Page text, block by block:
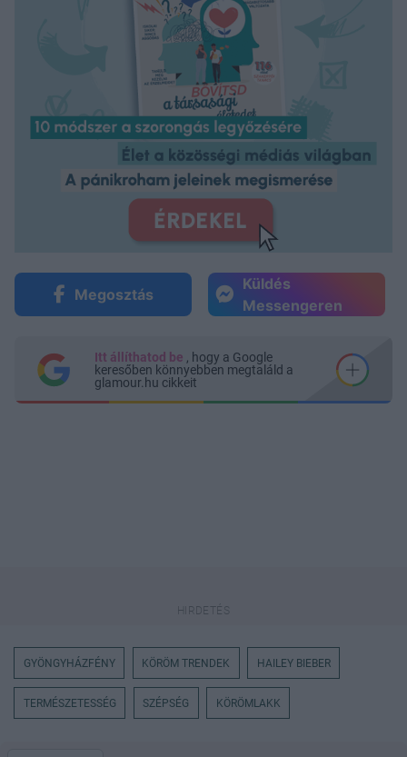
Megosztás
Küldés
Messengeren
Itt állíthatod be , hogy a Google
keresőben könnyebben megtaláld a
glamour.hu cikkeit
GYÖNGYHÁZFÉNY KÖRÖM TRENDEK HAILEY BIEBER
TERMÉSZETESSÉG SZÉPSÉG KÖRÖMLAKK